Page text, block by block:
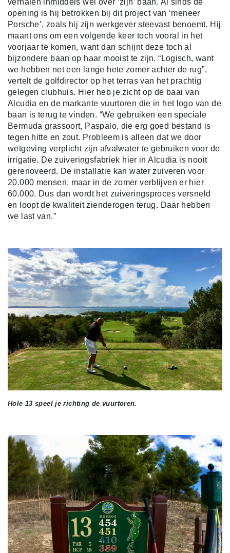
opening is hij betrokken bij dit project van ‘meneer
Porsche’, zoals hij zijn werkgever steevast benoemt. Hij
maant ons om een volgende keer toch vooral in het
voorjaar te komen, want dan schijnt deze toch al
bijzondere baan op haar mooist te zijn. “Logisch, want
we hebben net een lange hete zomer achter de rug”,
vertelt de golfdirector op het terras van het prachtig
gelegen clubhuis. Hier heb je zicht op de baai van
Alcudia en de markante vuurtoren die in het logo van de
baan is terug te vinden. “We gebruiken een speciale
Bermuda grassoort, Paspalo, die erg goed bestand is
tegen hitte en zout. Probleem is alleen dat we door
wetgeving verplicht zijn afvalwater te gebruiken voor de
irrigatie. De zuiveringsfabriek hier in Alcudia is nooit
gerenoveerd. De installatie kan water zuiveren voor
20.000 mensen, maar in de zomer verblijven er hier
60.000. Dus dan wordt het zuiveringsproces versneld
en loopt de kwaliteit zienderogen terug. Daar hebben
we last van.”
Hole 13 speel je richting de vuurtoren.